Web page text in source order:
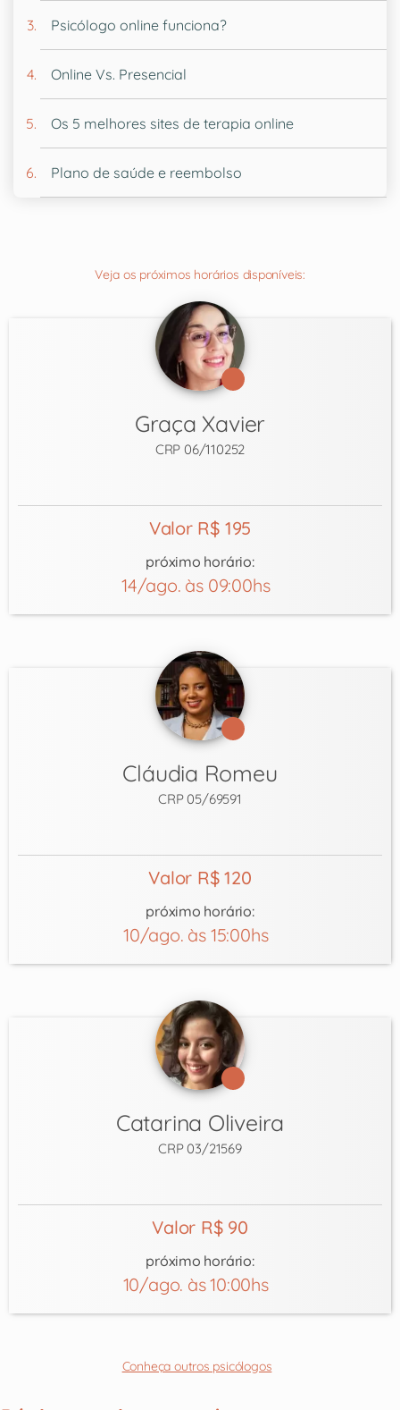
Psicólogo online funciona?
Online Vs. Presencial
Os 5 melhores sites de terapia online
Plano de saúde e reembolso
Veja os próximos horários disponíveis:
Graça Xavier
CRP 06/110252
Valor R$ 195
próximo horário:
14/ago. às 09:00hs
Cláudia Romeu
CRP 05/69591
Valor R$ 120
próximo horário:
10/ago. às 15:00hs
Catarina Oliveira
CRP 03/21569
Valor R$ 90
próximo horário:
10/ago. às 10:00hs
Conheça outros psicólogos